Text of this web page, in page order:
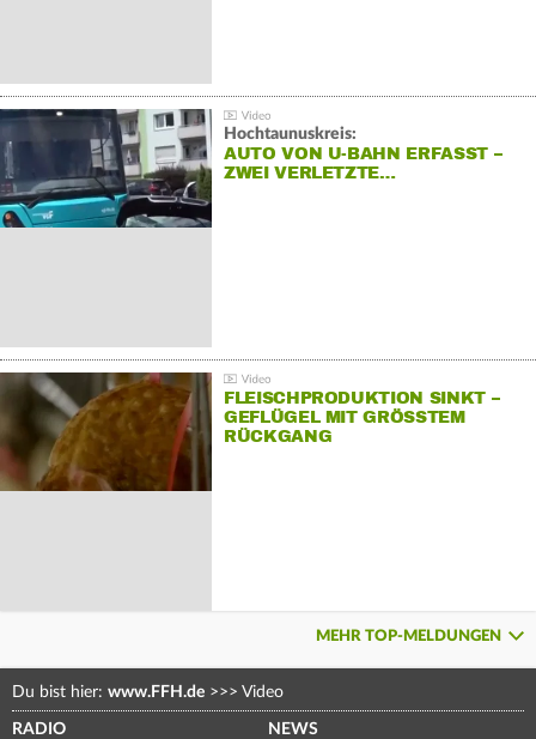
Hochtaunuskreis:
AUTO VON U-BAHN ERFASST –
ZWEI VERLETZTE…
FLEISCHPRODUKTION SINKT –
GEFLÜGEL MIT GRÖSSTEM R
ÜCKGANG
MEHR TOP-MELDUNGEN
Du bist hier: www.FFH.de >>> Video
RADIO NEWS